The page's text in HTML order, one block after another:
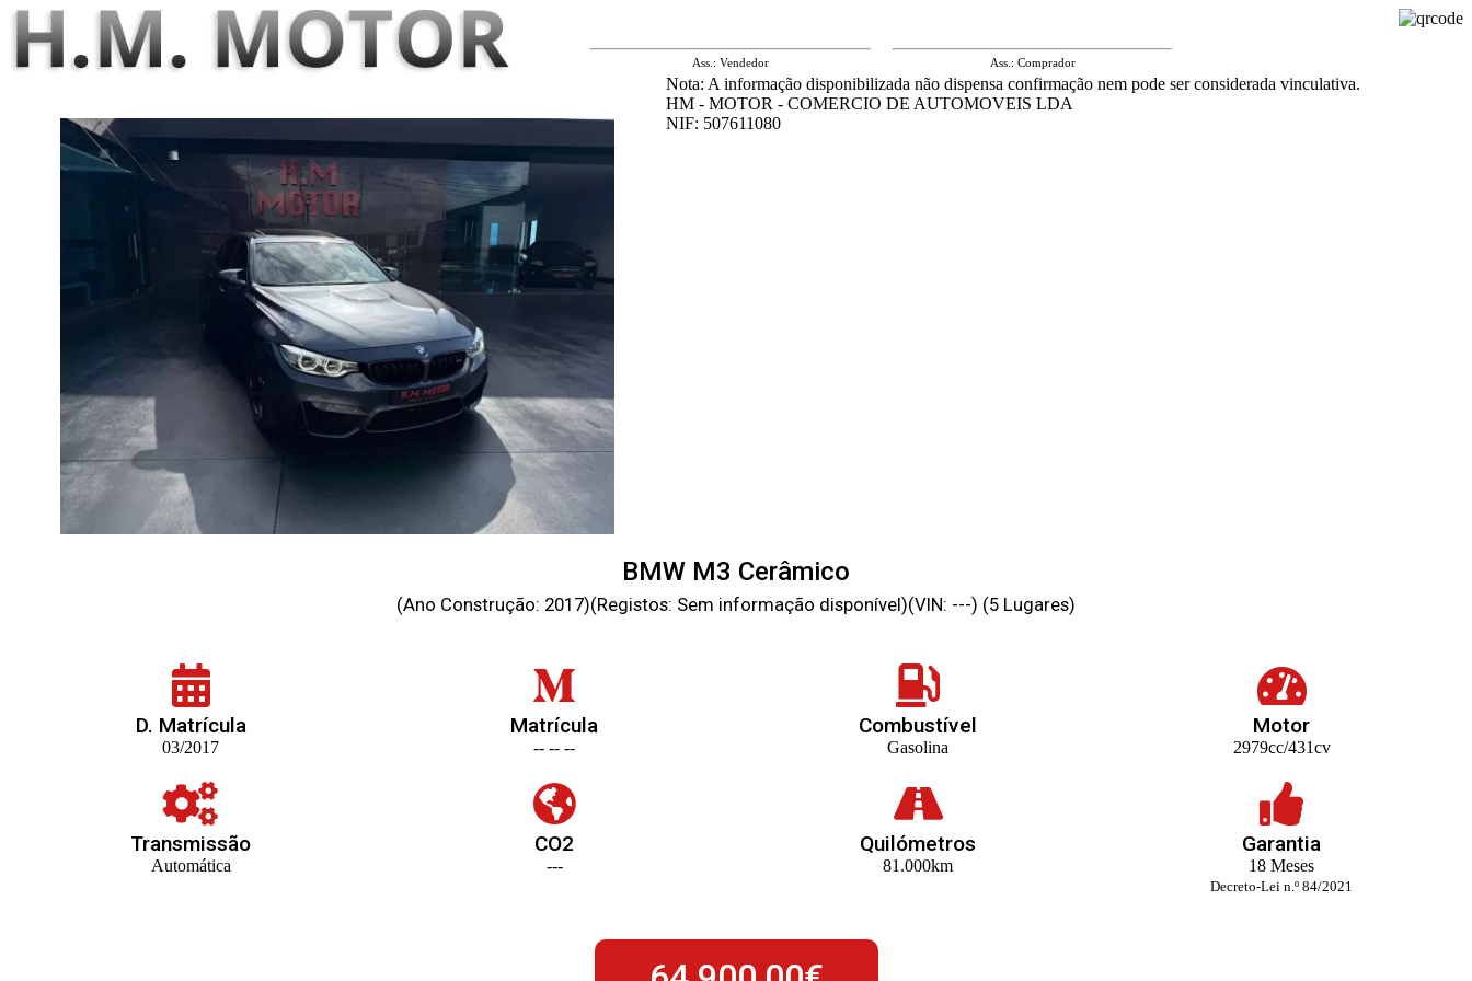
Ass.: Vendedor Ass.: Comprador
BMW M3 Cerâmico
(Ano Construção: 2017)(Registos: Sem informação disponível)(VIN: ---) (5 Lugares)
D. Matrícula
03/2017
Matrícula
-- -- --
Combustível
Gasolina
Motor
2979cc/431cv
Transmissão
Automática
CO2
---
Quilómetros
81.000km
Garantia
18 Meses
Decreto-Lei n.º 84/2021
Nota: A informação disponibilizada não dispensa confirmação nem pode ser considerada vinculativa.
HM - MOTOR - COMERCIO DE AUTOMOVEIS LDA
NIF: 507611080